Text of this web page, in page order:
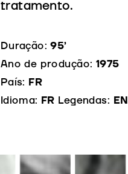
tratamento.
Duração:95’
Ano de produção: 1975
País: FR
Idioma: FR Legendas: EN